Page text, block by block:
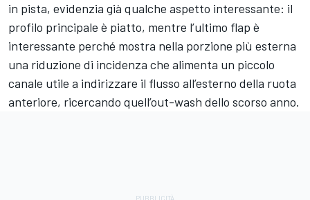
in pista, evidenzia già qualche aspetto interessante: il
profilo principale è piatto, mentre l’ultimo flap è
interessante perché mostra nella porzione più esterna
una riduzione di incidenza che alimenta un piccolo
canale utile a indirizzare il flusso all’esterno della ruota
anteriore, ricercando quell’out-wash dello scorso anno.